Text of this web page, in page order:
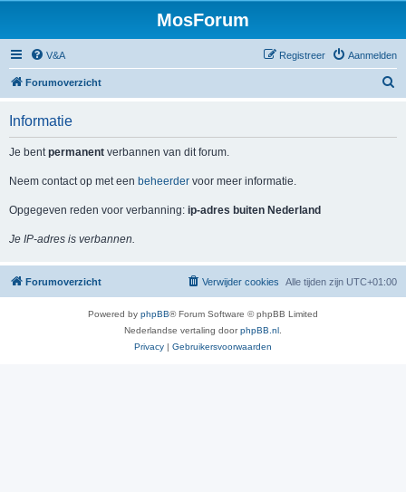
MosForum
V&A Aanmelden
Registreer
Forumoverzicht
Informatie
Je bentpermanent verbannen van dit forum.
Neem contact op met een beheerder voor meer informatie.
Opgegeven reden voor verbanning: ip-adres buiten Nederland
Je IP-adres is verbannen.
Forumoverzicht Alle tijden zijn UTC+01:00
Verwijder cookies
Powered by phpBB® Forum Software © phpBB Limited
Nederlandse vertaling doorphpBB.nl
Privacy | Gebruikersvoorwaarden